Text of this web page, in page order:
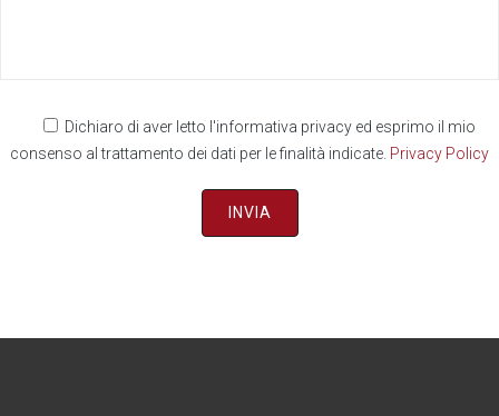
Dichiaro di aver letto l'informativa privacy ed esprimo il mio
consenso al trattamento dei dati per le finalità indicate. Privacy Policy